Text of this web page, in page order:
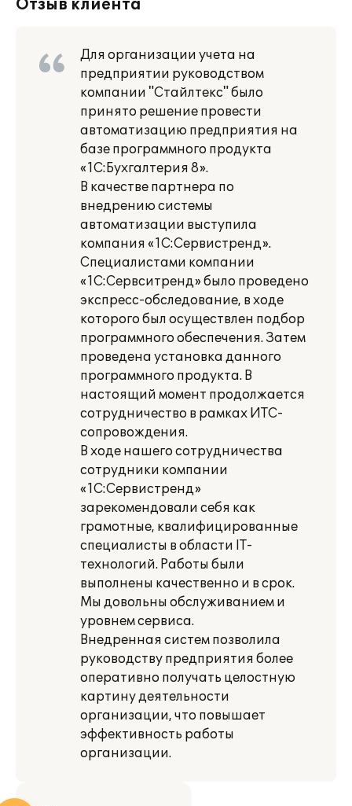
Отзыв клиента
Для организации учета на
предприятии руководством
компании "Стайлтекс" было
принято решение провести
автоматизацию предприятия на
базе программного продукта
«1С:Бухгалтерия 8».
В качестве партнера по
внедрению системы
автоматизации выступила
компания «1С:Сервистренд».
Специалистами компании
«1С:Сервситренд» было проведено
экспресс-обследование, в ходе
которого был осуществлен подбор
программного обеспечения. Затем
проведена установка данного
программного продукта. В
настоящий момент продолжается
сотрудничество в рамках ИТС-
сопровождения.
В ходе нашего сотрудничества
сотрудники компании
«1С:Сервистренд»
зарекомендовали себя как
грамотные, квалифицированные
специалисты в области IT-
технологий. Работы были
выполнены качественно и в срок.
Мы довольны обслуживанием и
уровнем сервиса.
Внедренная систем позволила
руководству предприятия более
оперативно получать целостную
картину деятельности
организации, что повышает
эффективность работы
организации.